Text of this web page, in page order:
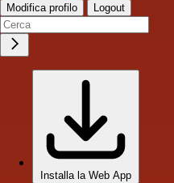
Modifica profilo Logout
Installa la Web App